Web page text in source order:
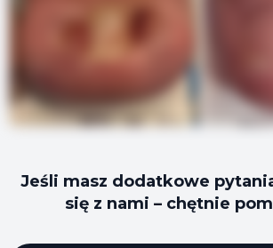
Jeśli masz dodatkowe
się z nami – chętnie